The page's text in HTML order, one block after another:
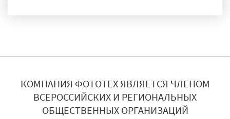
КОМПАНИЯ ФОТОТЕХ ЯВЛЯЕТСЯ ЧЛЕНОМ
ВСЕРОССИЙСКИХ И РЕГИОНАЛЬНЫХ
ОБЩЕСТВЕННЫХ ОРГАНИЗАЦИЙ